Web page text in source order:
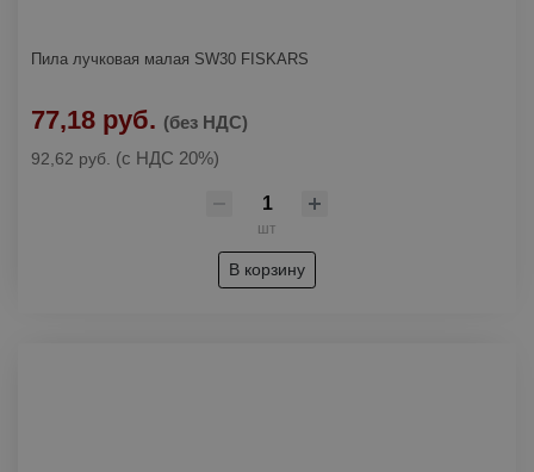
Пила лучковая малая SW30 FISKARS
77,18 руб. (без НДС)
92,62 руб. (с НДС 20%)
шт
В корзину